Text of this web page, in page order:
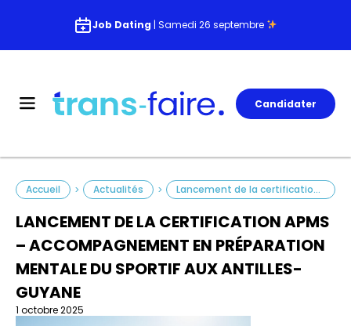
Job Dating | Samedi 26 septembre
Candidater
Accueil > Actualités > Lancement de la certification APMS – Accompagnement en Préparation Mentale du Sportif aux Antilles-Guyane
LANCEMENT DE LA CERTIFICATION APMS
– ACCOMPAGNEMENT EN PRÉPARATION
MENTALE DU SPORTIF AUX ANTILLES-
GUYANE
1 octobre 2025